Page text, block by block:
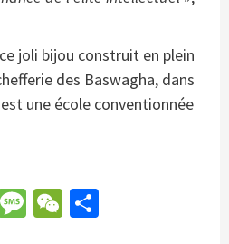
joli bijou construit en plein
des Baswagha, dans
une école conventionnée
Message
WeChat